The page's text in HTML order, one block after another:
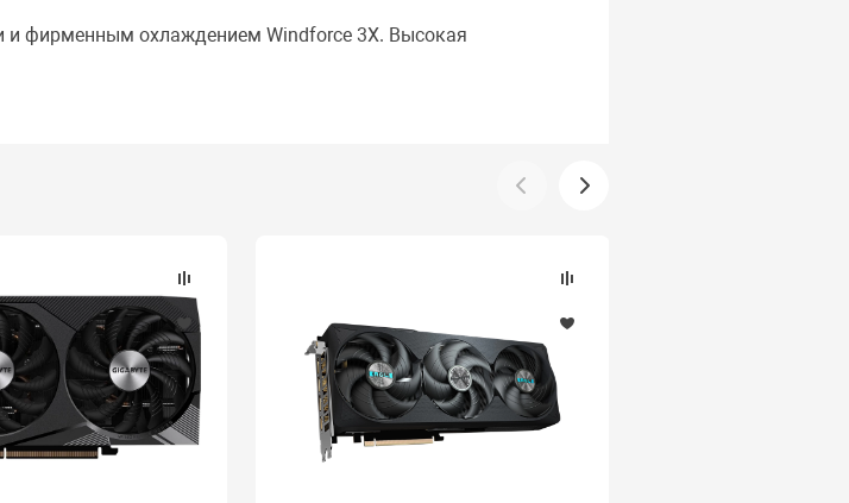
и фирменным охлаждением Windforce 3X. Высокая